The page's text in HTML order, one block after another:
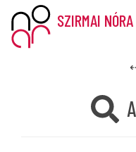
SZIRMAI NÓRA